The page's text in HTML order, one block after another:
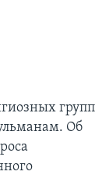
групп
Об